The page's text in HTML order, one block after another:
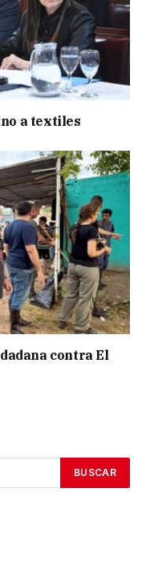
a textiles
contra El